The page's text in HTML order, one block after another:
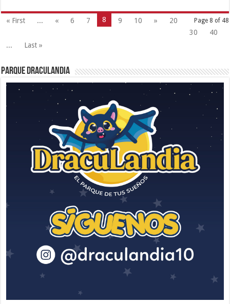
Page 8 of 48
« First ... « 6 7 8 9 10 »
20
30
40
...
Last »
Parque Draculandia